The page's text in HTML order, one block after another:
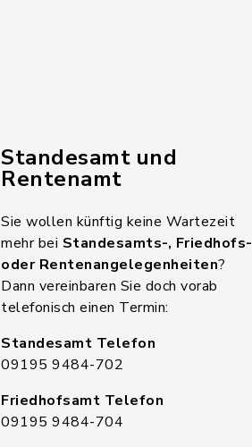
Standesamt und
Rentenamt
Sie wollen künftig keine Wartezeit
mehr bei Standesamts-, Friedhofs-
oder Rentenangelegenheiten?
Dann vereinbaren Sie doch vorab
telefonisch einen Termin:
Standesamt Telefon
09195 9484-702
Friedhofsamt Telefon
09195 9484-704